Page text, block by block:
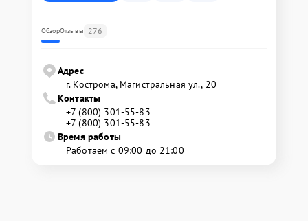
ОбзорОтзывы 276
Адрес
г. Кострома, Магистральная ул., 20
Контакты
+7 (800) 301-55-83
+7 (800) 301-55-83
Время работы
Работаем с 09:00 до 21:00